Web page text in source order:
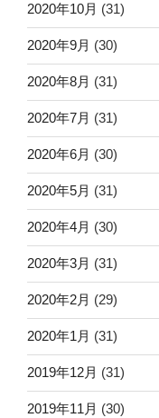
2020年10月 (31)
2020年9月 (30)
2020年8月 (31)
2020年7月 (31)
2020年6月 (30)
2020年5月 (31)
2020年4月 (30)
2020年3月 (31)
2020年2月 (29)
2020年1月 (31)
2019年12月 (31)
2019年11月 (30)